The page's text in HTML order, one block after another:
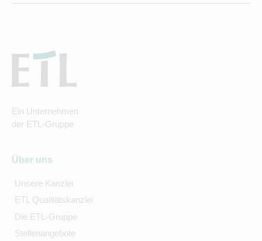
Ein Unternehmen
der ETL-Gruppe
Über uns
Unsere Kanzlei
ETL Qualitätskanzlei
Die ETL-Gruppe
Stellenangebote